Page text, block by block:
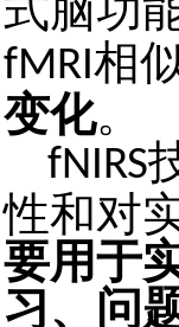
式脑功
fMRI相
变化。
fNIRS
性和对
要用于
习、问